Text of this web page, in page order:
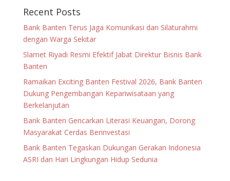
Recent Posts
Bank Banten Terus Jaga Komunikasi dan Silaturahmi
dengan Warga Sekitar
Slamet Riyadi Resmi Efektif Jabat Direktur Bisnis Bank
Banten
Ramaikan Exciting Banten Festival 2026, Bank Banten
Dukung Pengembangan Kepariwisataan yang
Berkelanjutan
Bank Banten Gencarkan Literasi Keuangan, Dorong
Masyarakat Cerdas Berinvestasi
Bank Banten Tegaskan Dukungan Gerakan Indonesia
ASRI dan Hari Lingkungan Hidup Sedunia